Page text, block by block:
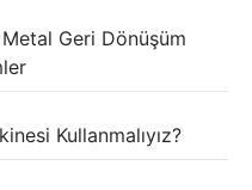
Geri Dönüşüm
Kullanmalıyız?